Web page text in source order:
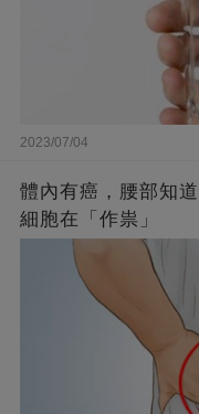
2023/07/04
體內有癌，腰部知
細胞在「作祟」